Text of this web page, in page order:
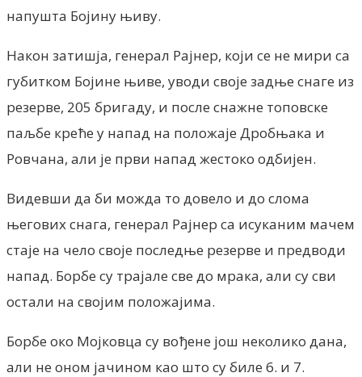
напушта Бојину њиву.
Након затишја, генерал Рајнер, који се не мири са
губитком Бојине њиве, уводи своје задње снаге из
резерве, 205 бригаду, и после снажне топовске
паљбе креће у напад на положаје Дробњака и
Ровчана, али је први напад жестоко одбијен.
Видевши да би можда то довело и до слома
његових снага, генерал Рајнер са исуканим мачем
стаје на чело своје последње резерве и предводи
напад. Борбе су трајале све до мрака, али су сви
остали на својим положајима.
Борбе око Мојковца су вођене још неколико дана,
али не оном јачином као што су биле 6. и 7.